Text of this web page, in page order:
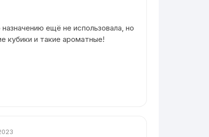
ещё не использовала, но
кубики и такие ароматные!